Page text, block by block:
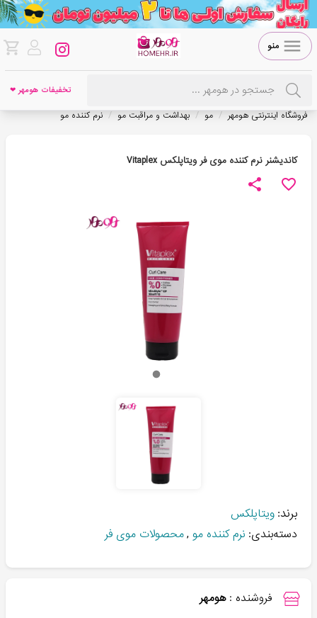
منو
تخفیفات هومهر ❤
فروشگاه اینترنتی هومهر / مو / بهداشت و مراقبت مو / نرم کننده مو
کاندیشنر نرم کننده موی فر ویتاپلکس Vitaplex
برند: ویتاپلکس
دسته‌بندی: نرم کننده مو ,محصولات موی فر
فروشنده : هومهر